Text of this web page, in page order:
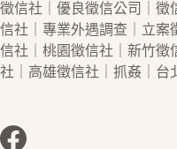
徵信社 ｜優良徵信公司 徵
信社 ｜專業外遇調查｜立案
信社
桃園徵信社 新竹徵
社
高雄徵信社 抓姦 台